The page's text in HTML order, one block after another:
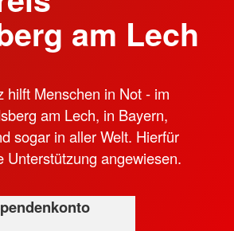
am Lech
hilft Menschen in Not - im
am Lech, in Bayern,
sogar in aller Welt. Hierfür
Unterstützung angewiesen.